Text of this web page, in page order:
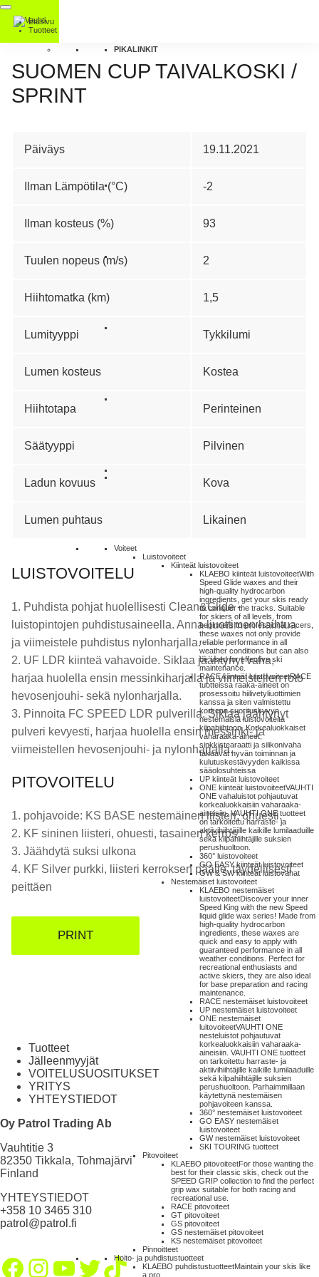
Etusivu
Tuotteet
PIKALINKIT
Voiteet
Luistovoiteet
Kiinteät luistovoiteet
KLAEBO kiinteät luistovoiteetWith
Speed Glide waxes and their
high-quality hydrocarbon
ingredients, get your skis ready
to conquer the tracks. Suitable
for skiers of all levels, from
beginners to professional racers,
these waxes not only provide
reliable performance in all
weather conditions but can also
be used for effective ski
maintenance.
RACE kiinteät luistovoiteetRACE
tuotteissa raaka-aineet on
prosessoitu hiilivetyliuottimien
kanssa ja siten valmistettu
korkean suorituskyvyn
nestemäisiä luistovoiteita
kilpahiihtoon. Korkealuokkaiset
vaharaaka-aineet,
sinkkistearaatti ja silikonivaha
takaavat hyvän toiminnan ja
kulutuskestävyyden kaikissa
sääolosuhteissa
UP kiinteät luistovoiteet
ONE kiinteät luistovoiteetVAUHTI
ONE vahaluistot pohjautuvat
korkealuokkaisiin vaharaaka-
aineisiin. VAUHTI ONE tuotteet
on tarkoitettu harraste- ja
aktiivihiihtäjille kaikille lumilaaduille
sekä kilpahiihtäjille suksien
perushuoltoon.
360° luistovoiteet
GO EASY kiinteät luistovoiteet
GW & SW kiinteät luistovahat
Nestemäiset luistovoiteet
KLAEBO nestemäiset
luistovoiteetDiscover your inner
Speed King with the new Speed
liquid glide wax series! Made from
high-quality hydrocarbon
ingredients, these waxes are
quick and easy to apply with
guaranteed performance in all
weather conditions. Perfect for
recreational enthusiasts and
active skiers, they are also ideal
for base preparation and racing
maintenance.
RACE nestemäiset luistovoiteet
UP nestemäiset luistovoiteet
ONE nestemäiset
luitovoiteetVAUHTI ONE
nesteluistot pohjautuvat
korkealuokkaisiin vaharaaka-
aineisiin. VAUHTI ONE tuotteet
on tarkoitettu harraste- ja
aktiivihiihtäjille kaikille lumilaaduille
sekä kilpahiihtäjille suksien
perushuoltoon. Parhaimmillaan
käytettynä nestemäisen
pohjavoiteen kanssa.
360° nestemäiset luistovoiteet
GO EASY nestemäiset
luistovoiteet
GW nestemäiset luistovoiteet
SKI TOURING tuotteet
Pitovoiteet
KLAEBO pitovoiteetFor those wanting the
best for their classic skis, check out the
SPEED GRIP collection to find the perfect
grip wax suitable for both racing and
recreational use.
RACE pitovoiteet
GT pitovoiteet
GS pitovoiteet
GS nestemäiset pitovoiteet
KS nestemäiset pitovoiteet
Pinnoitteet
Hoito- ja puhdistustuotteet
KLAEBO puhdistustuotteetMaintain your skis like
a pro.
SUOMEN CUP TAIVALKOSKI /
SPRINT
Päiväys 19.11.2021
Ilman Lämpötila (°C) -2
Ilman kosteus (%) 93
Tuulen nopeus (m/s) 2
Hiihtomatka (km) 1,5
Lumityyppi Tykkilumi
Lumen kosteus Kostea
Hiihtotapa Perinteinen
Säätyyppi Pilvinen
Ladun kovuus Kova
Lumen puhtaus Likainen
LUISTOVOITELU
1. Puhdista pohjat huolellisesti Clean&Glide -
luistopintojen puhdistusaineella. Anna liuottimen haihtua
ja viimeistele puhdistus nylonharjalla.
2. UF LDR kiinteä vahavoide. Siklaa jäähtynyt vaha,
harjaa huolella ensin messinkiharjalla ja viimeistellen roto
hevosenjouhi- sekä nylonharjalla.
3. Pinnoita FC SPEED LDR pulverilla. Siklaa jäähtynyt
pulveri kevyesti, harjaa huolella ensin messinki- ja
viimeistellen hevosenjouhi- ja nylonharjalla.
PITOVOITELU
1. pohjavoide: KS BASE nestemäinen liisteri, ohuesti.
2. KF sininen liisteri, ohuesti, tasainen kerros.
3. Jäähdytä suksi ulkona
4. KF Silver purkki, liisteri kerroksen päälle, täydellisesti
peittäen
PRINT
Tuotteet
Jälleenmyyjät
VOITELUSUOSITUKSET
YRITYS
YHTEYSTIEDOT
Oy Patrol Trading Ab
Vauhtitie 3
82350 Tikkala, Tohmajärvi
Finland
YHTEYSTIEDOT
+358 10 3465 310
patrol@patrol.fi
Facebook
Instagram
YouTube
Twitter
TikTok